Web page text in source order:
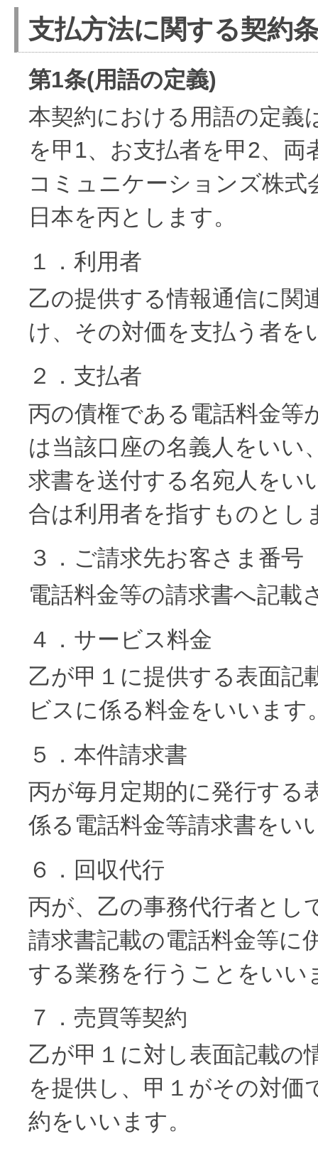
支払方法に関する契約
第1条(用語の定義)
本契約における用語の定義
を甲1、お支払者を甲2、
コミュニケーションズ株
日本を丙とします。
１．利用者
乙の提供する情報通信に関
け、その対価を支払う者を
２．支払者
丙の債権である電話料金等
は当該口座の名義人をいい
求書を送付する名宛人をい
合は利用者を指すものとし
３．ご請求先お客さま番号
電話料金等の請求書へ記載
４．サービス料金
乙が甲１に提供する表面記
ビスに係る料金をいいます
５．本件請求書
丙が毎月定期的に発行する
係る電話料金等請求書をい
６．回収代行
丙が、乙の事務代行者とし
請求書記載の電話料金等に
する業務を行うことをいい
７．売買等契約
乙が甲１に対し表面記載の
を提供し、甲１がその対価
約をいいます。